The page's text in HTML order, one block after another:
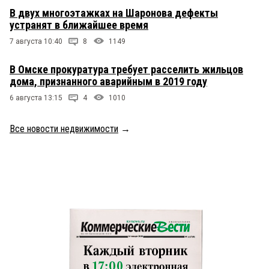
В двух многоэтажках на Шаронова дефекты
устранят в ближайшее время
7 августа 10:40 8 1149
В Омске прокуратура требует расселить жильцов
дома, признанного аварийным в 2019 году
6 августа 13:15 4 1010
Все новости недвижимости →